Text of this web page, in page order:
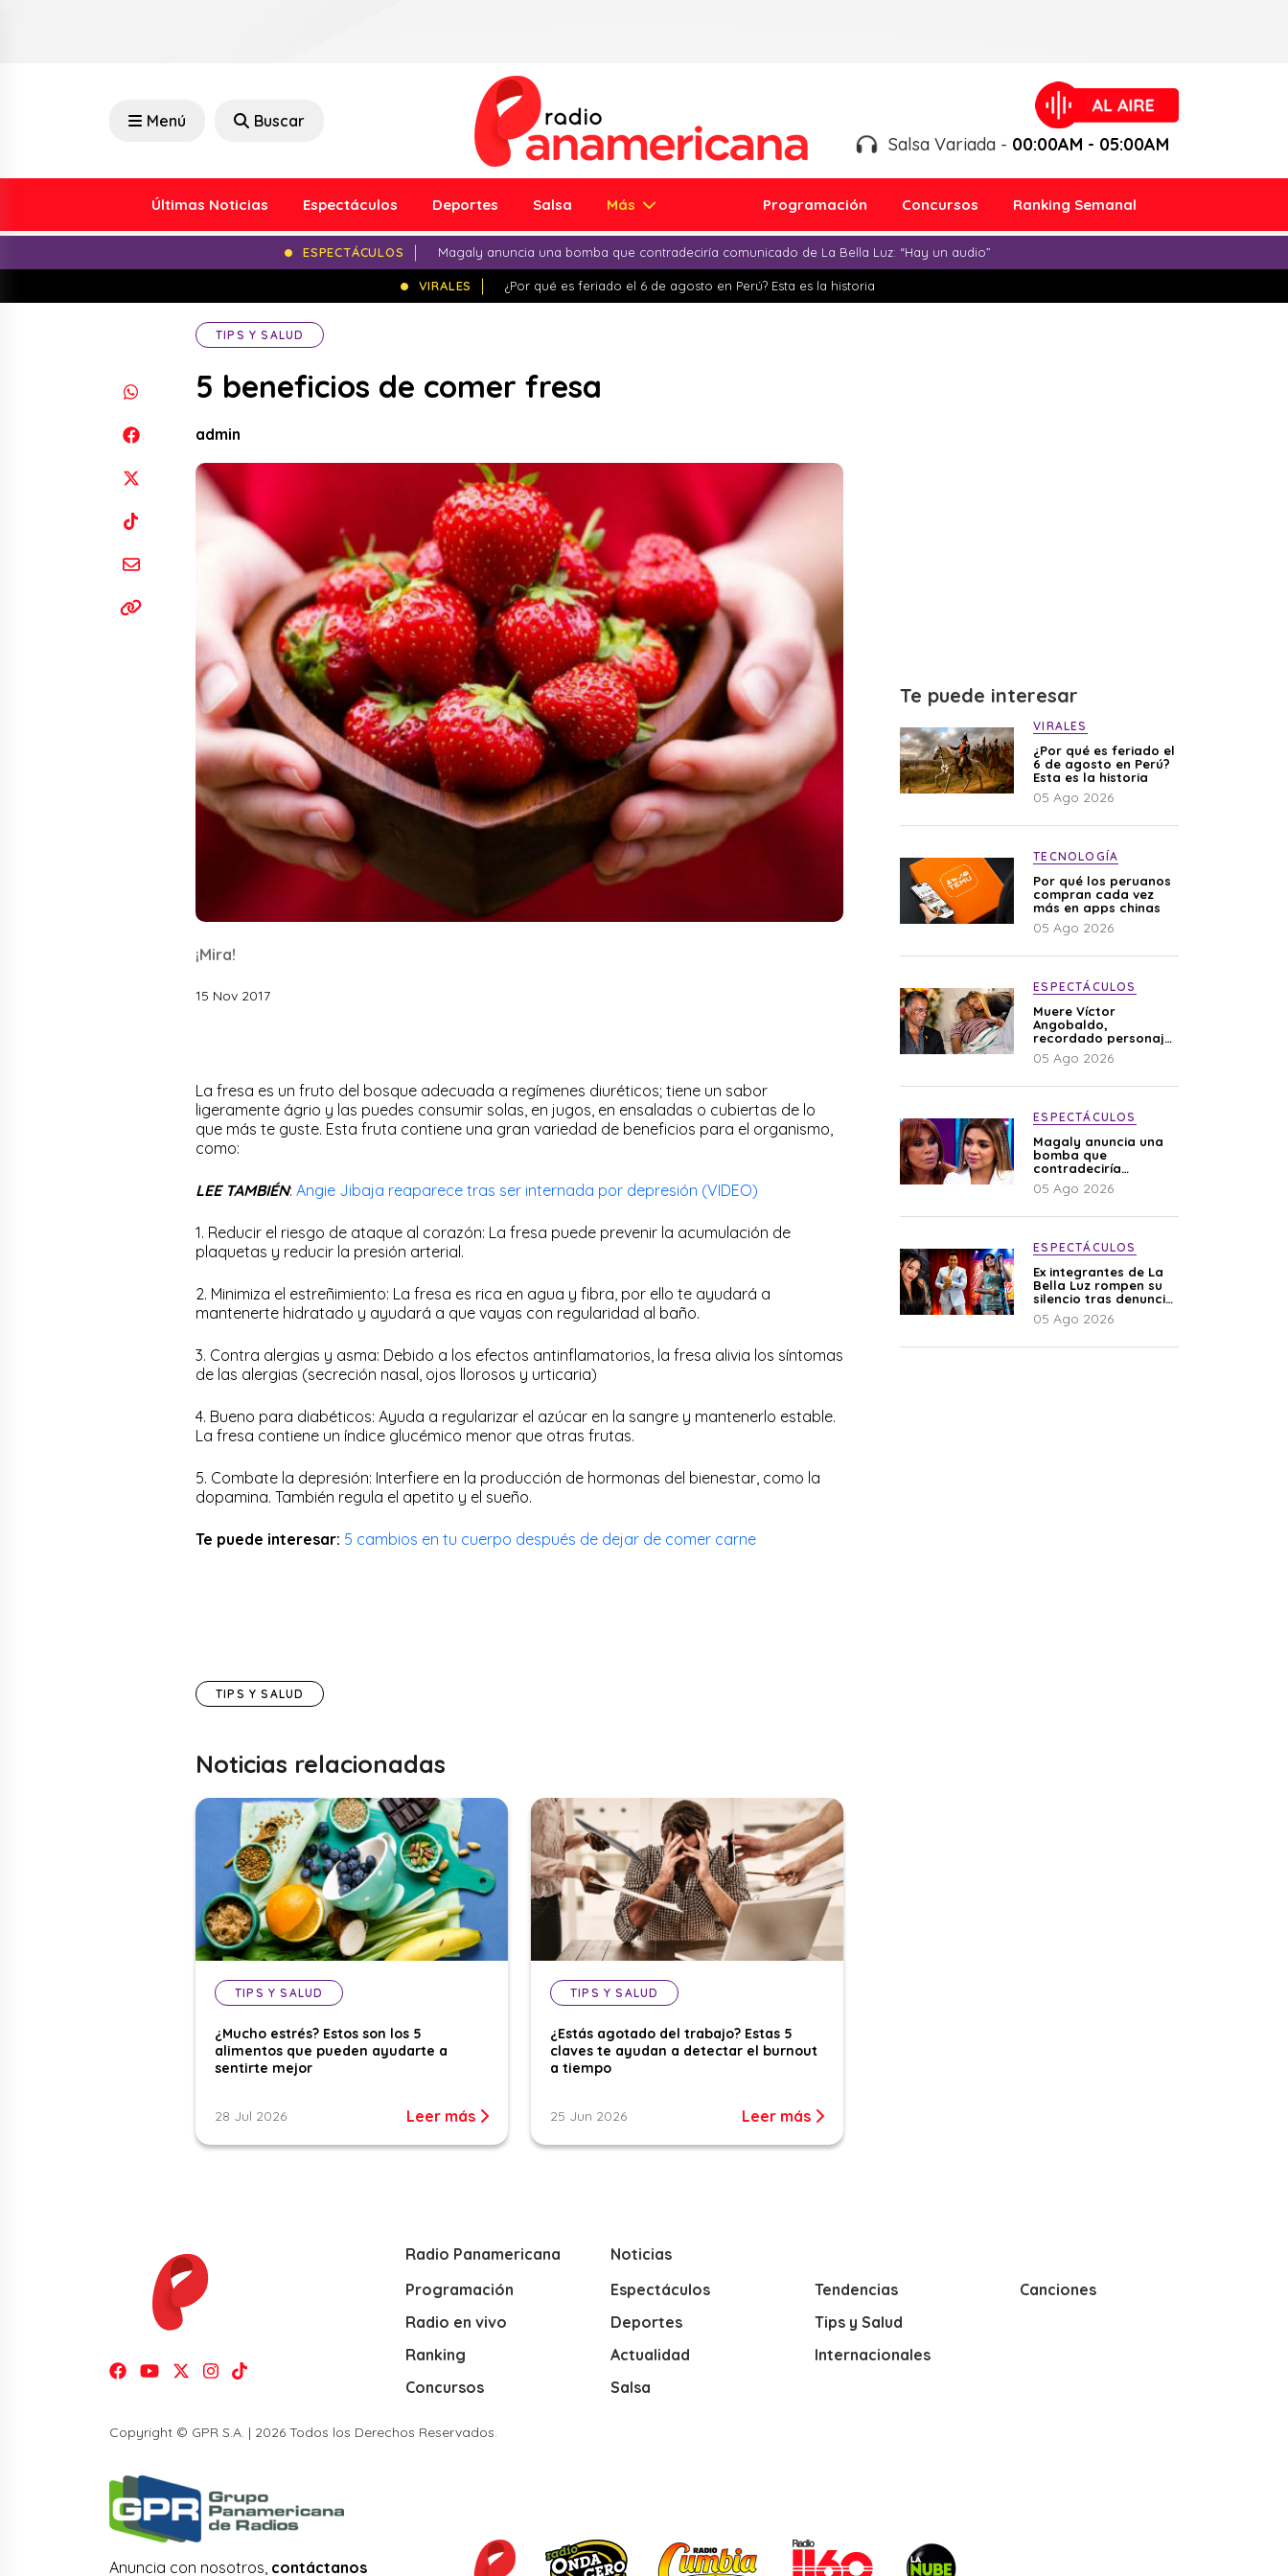
Menú Buscar
Salsa Variada - 00:00AM - 05:00AM
Últimas Noticias Espectáculos Deportes Salsa Más Programación Concursos Ranking Semanal
ESPECTÁCULOS Magaly anuncia una bomba que contradeciría comunicado de La Bella Luz: “Hay un audio”
VIRALES ¿Por qué es feriado el 6 de agosto en Perú? Esta es la historia
TIPS Y SALUD
5 beneficios de comer fresa
admin
¡Mira!
15 Nov 2017
La fresa es un fruto del bosque adecuada a regímenes diuréticos; tiene un sabor
ligeramente ágrio y las puedes consumir solas, en jugos, en ensaladas o cubiertas de lo
que más te guste. Esta fruta contiene una gran variedad de beneficios para el organismo,
como:
LEE TAMBIÉN: Angie Jibaja reaparece tras ser internada por depresión (VIDEO)
1. Reducir el riesgo de ataque al corazón: La fresa puede prevenir la acumulación de
plaquetas y reducir la presión arterial.
2. Minimiza el estreñimiento: La fresa es rica en agua y fibra, por ello te ayudará a
mantenerte hidratado y ayudará a que vayas con regularidad al baño.
3. Contra alergias y asma: Debido a los efectos antinflamatorios, la fresa alivia los síntomas
de las alergias (secreción nasal, ojos llorosos y urticaria)
4. Bueno para diabéticos: Ayuda a regularizar el azúcar en la sangre y mantenerlo estable.
La fresa contiene un índice glucémico menor que otras frutas.
5. Combate la depresión: Interfiere en la producción de hormonas del bienestar, como la
dopamina. También regula el apetito y el sueño.
Te puede interesar: 5 cambios en tu cuerpo después de dejar de comer carne
TIPS Y SALUD
Noticias relacionadas
TIPS Y SALUD
¿Mucho estrés? Estos son los 5
alimentos que pueden ayudarte a
sentirte mejor
28 Jul 2026 Leer más
TIPS Y SALUD
¿Estás agotado del trabajo? Estas 5
claves te ayudan a detectar el burnout
a tiempo
25 Jun 2026 Leer más
Te puede interesar
VIRALES
¿Por qué es feriado el
6 de agosto en Perú?
Esta es la historia
05 Ago 2026
TECNOLOGÍA
Por qué los peruanos
compran cada vez
más en apps chinas
05 Ago 2026
ESPECTÁCULOS
Muere Víctor
Angobaldo,
recordado personaje
de la farándula y
expareja de Shirley
05 Ago 2026
ESPECTÁCULOS
Magaly anuncia una
bomba que
contradeciría
comunicado de La
Bella Luz: “Hay un
05 Ago 2026
ESPECTÁCULOS
Ex integrantes de La
Bella Luz rompen su
silencio tras denuncia
de Naldy: “Todo el
mundo lo sabía”
05 Ago 2026
Radio Panamericana
Programación
Radio en vivo
Ranking
Concursos
Noticias
Espectáculos
Deportes
Actualidad
Salsa
Tendencias
Tips y Salud
Internacionales
Canciones
Copyright © GPR S.A. | 2026 Todos los Derechos Reservados.
Anuncia con nosotros, contáctanos